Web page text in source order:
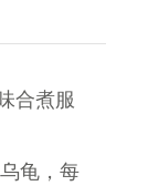
合煮服
龟，每